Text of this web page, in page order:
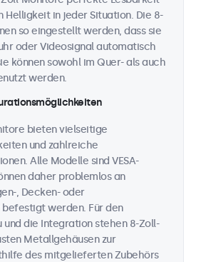
Helligkeit in jeder Situation. Die 8-
so eingestellt werden, dass sie
oder Videosignal automatisch
können sowohl im Quer- als auch
werden.
bieten vielseitige
und zahlreiche
Alle Modelle sind VESA-
daher problemlos an
, Decken- oder
werden. Für den
und die Integration stehen 8-Zoll-
Metallgehäusen zur
des mitgelieferten Zubehörs